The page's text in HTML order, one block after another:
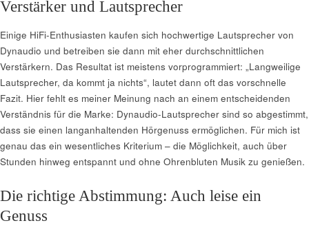
Verstärker und Lautsprecher
Einige HiFi-Enthusiasten kaufen sich hochwertige Lautsprecher von
Dynaudio und betreiben sie dann mit eher durchschnittlichen
Verstärkern. Das Resultat ist meistens vorprogrammiert: „Langweilige
Lautsprecher, da kommt ja nichts“, lautet dann oft das vorschnelle
Fazit. Hier fehlt es meiner Meinung nach an einem entscheidenden
Verständnis für die Marke: Dynaudio-Lautsprecher sind so abgestimmt,
dass sie einen langanhaltenden Hörgenuss ermöglichen. Für mich ist
genau das ein wesentliches Kriterium – die Möglichkeit, auch über
Stunden hinweg entspannt und ohne Ohrenbluten Musik zu genießen.
Die richtige Abstimmung: Auch leise ein
Genuss